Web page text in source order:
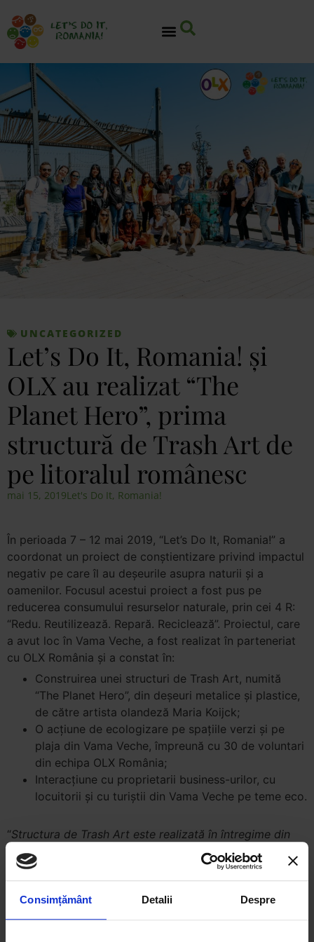
Consimțământ Detalii Despre
UNCATEGORIZED
Let’s Do It, Romania! și
OLX au realizat “The
Planet Hero”, prima
structură de Trash Art de
pe litoralul românesc
mai 15, 2019Let's Do It, Romania!
În perioada 7 – 12 mai 2019, “Let’s Do It, Romania!” a
coordonat un proiect de conștientizare privind impactul
negativ pe care îl au deșeurile asupra naturii și a
oamenilor. Focusul acestui proiect a fost pus pe
reducerea consumului resurselor naturale, prin cei 4 R:
“Redu. Reutilizează. Repară. Reciclează”. Proiectul, care
a avut loc în Vama Veche, a fost realizat în parteneriat
cu OLX România și a constat în:
Construirea unei structuri de Trash Art, numită
“The Planet Hero”, din deșeuri metalice și plastice,
de către artista olandeză Maria Koijck;
O acțiune de ecologizare pe spațiile verzi și pe
plaja din Vama Veche, împreună cu 30 de voluntari
din echipa OLX România;
Interacțiune cu proprietarii business-urilor, cu
locuitorii și cu turiștii din Vama Veche pe teme eco.
“Structura de Trash Art este realizată în întregime din
deșeuri metalice și plastice. Prin această structură ne
dorim să atragem atenția asupra impactului negativ pe
care îl au asupra naturii și asupra vieții noastre
consumul excesiv de resurse și deșeurile depozitate în
mod necorespunzător, pe parcursul întregului sezon